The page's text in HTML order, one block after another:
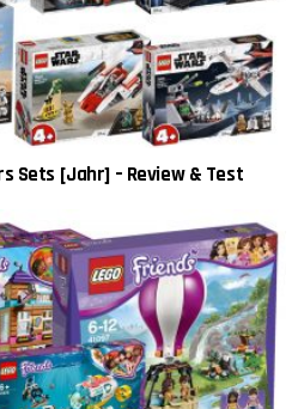
Sets [Jahr] – Review & Test